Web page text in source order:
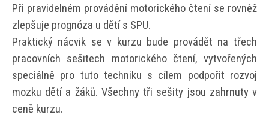
Při pravidelném provádění motorického čtení se rovněž
zlepšuje prognóza u dětí s SPU.
Praktický nácvik se v kurzu bude provádět na třech
pracovních sešitech motorického čtení, vytvořených
speciálně pro tuto techniku s cílem podpořit rozvoj
mozku dětí a žáků. Všechny tři sešity jsou zahrnuty v
ceně kurzu.